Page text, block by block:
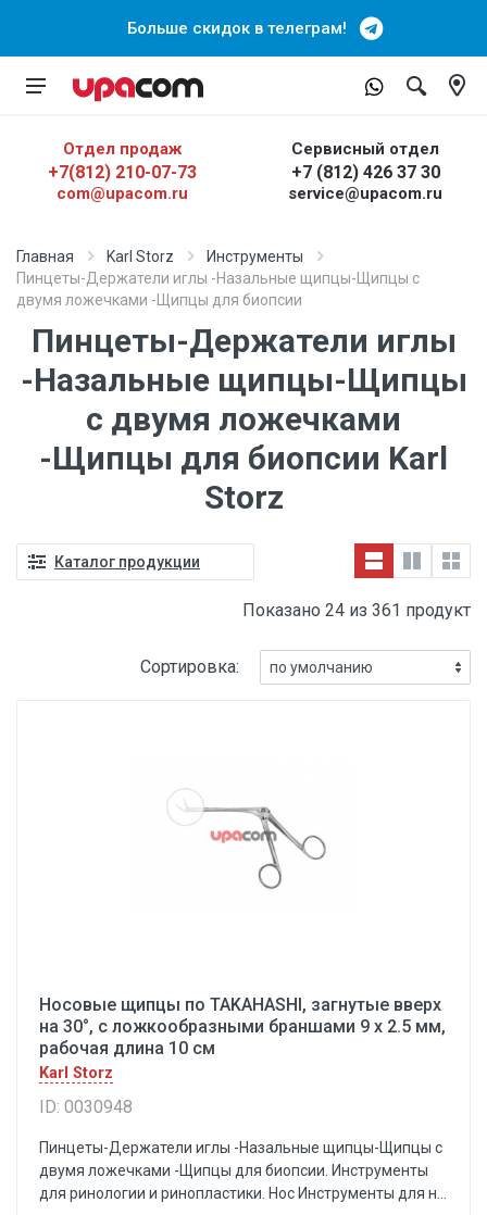
Больше скидок в телеграм!
Отдел продаж
+7(812) 210-07-73
com@upacom.ru
Сервисный отдел
+7 (812) 426 37 30
service@upacom.ru
Главная Karl Storz
Инструменты
Пинцеты-Держатели иглы -Назальные щипцы-Щипцы с
двумя ложечками -Щипцы для биопсии
Пинцеты-Держатели иглы
-Назальные щипцы-Щипцы
с двумя ложечками
-Щипцы для биопсии Karl
Storz
Каталог продукции
Показано 24 из 361 продукт
Сортировка:
Носовые щипцы по TAKAHASHI, загнутые вверх
на 30°, с ложкообразными браншами 9 x 2.5 мм,
рабочая длина 10 см
Karl Storz
ID: 0030948
Пинцеты-Держатели иглы -Назальные щипцы-Щипцы с
двумя ложечками -Щипцы для биопсии. Инструменты
для ринологии и ринопластики. Нос Инструменты для н...